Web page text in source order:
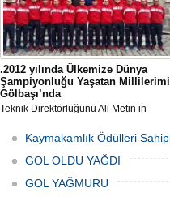
.2012 yılında Ülkemize Dünya
Şampiyonluğu Yaşatan
Gölbaşı’nda
Teknik Direktörlüğünü Ali Metin in
Mücahit Öztürk ve Mehmet Tevfik
Erdenerin yapmaktadır.2012 yılında
Ülkemize Dünya Şampiyonluğu
durumda.
Kaymakamlık Ödülleri
GOL OLDU YAĞDI
GOL YAĞMURU